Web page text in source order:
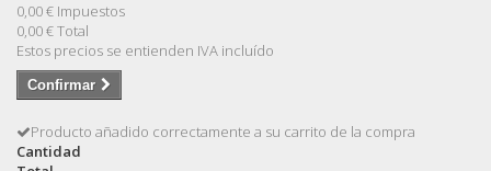
0,00 € Impuestos
0,00 €Total
Estos precios se entienden IVA incluído
Confirmar
Producto añadido correctamente a su carrito de la compra
Cantidad